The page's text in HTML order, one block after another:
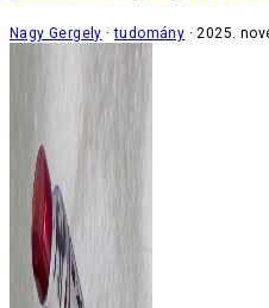
Nagy Gergely tudomány 2025.